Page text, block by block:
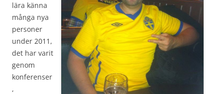
lära känna
många nya
personer
under 2011,
det har varit
genom
konferenser
,